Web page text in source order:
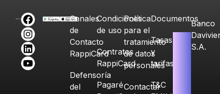
Canales
de
Contacto
RappiCard
Defensoría
del
Condiciones
de uso
Contratos
RappiCard
Pagaré
Política
para el
tratamiento
de datos
personales
Contactar
Documentos
Tasas
y
tarifas
T&C
Banco
S.A.